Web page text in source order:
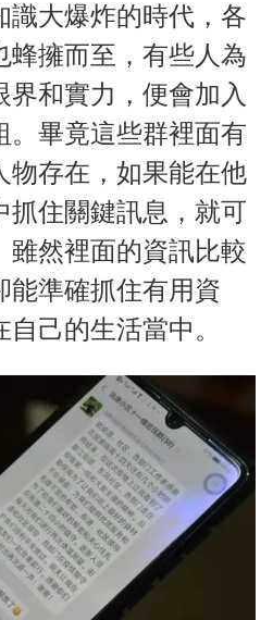
識大爆炸的時代，各
蜂擁而至，有些人為
界和實力，便會加入
。畢竟這些群裡面有
物存在，如果能在他
抓住關鍵訊息，就可
雖然裡面的資訊比較
能準確抓住有用資
己的生活當中。